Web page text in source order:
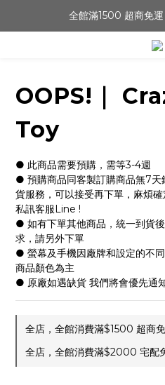
全館滿1500 超商免
OOPS!｜
Toy
● 此商品需要預購，需等3-4週
● 預購商品同客製訂購商品無7天
貨服務，可以接受再下單，麻煩
私訊客服Line !
● 如有下單其他商品，統一到貨
求，請另外下單
● 螢幕及手機因廠牌和設定的不
商品顏色為主
● 原廠如遇缺貨 我們將會優先通
全店，全館消費滿$1500 超商
全店，全館消費滿$2000 宅配